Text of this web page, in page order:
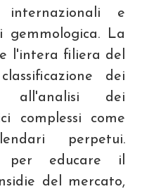
e
La
l'intera filiera del
dei
all'analisi dei
complessi come
perpetui.
per educare il
del mercato,